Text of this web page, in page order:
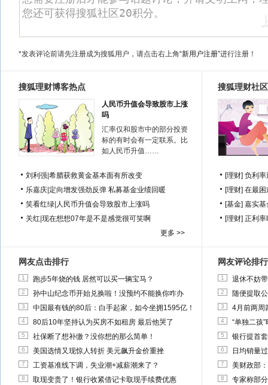
*发表评论前请先注册成为搜狐用户，请点击右上角“新用户注册”进行注册！
搜狐理财博客热点
人民币升值会导致股市上涨
吗
汇率仅和股市中的部分投资
标的有时会有一定联系。比
如人民币升值……
刘利强 希腊获救黄金基本面有所改变
乐嘉庆 定向增发强劲反弹 私募基金业绩回暖
笑看红绿 人民币升值会导致股市上涨吗
关红 现在想想07年是不是感觉很可笑啊
更多 >>
搜狐理财社
[理财] 负利率
[理财] 在最困
[基金] 嘉实基
[理财] 正利率
网友点击排行
1 跑步5年烧的钱 居然可以买一辆宝马？
2 孙中山纪念币开始兑换啦！没预约不能换你咋办
3 中国最有钱的80后：白手起家，如今坐拥1595亿！
4 80后10年坚持认为买房不如租房 最后他哭了
5 社保断了想补缴？没你想的那么简单！
6 美国选情又现惊人转折 美元飙升金价重挫
7 工资基准线下调，失业潮+减薪潮来了？
8 取现变贵了！银行收紧借记卡取现手续费优惠
网友评论排行
1 退休不妨
2 随便提取
3 4月前两周
4 “单独二孩
5 银行提首
6 日均销量
7 美财政部
8 专家称部